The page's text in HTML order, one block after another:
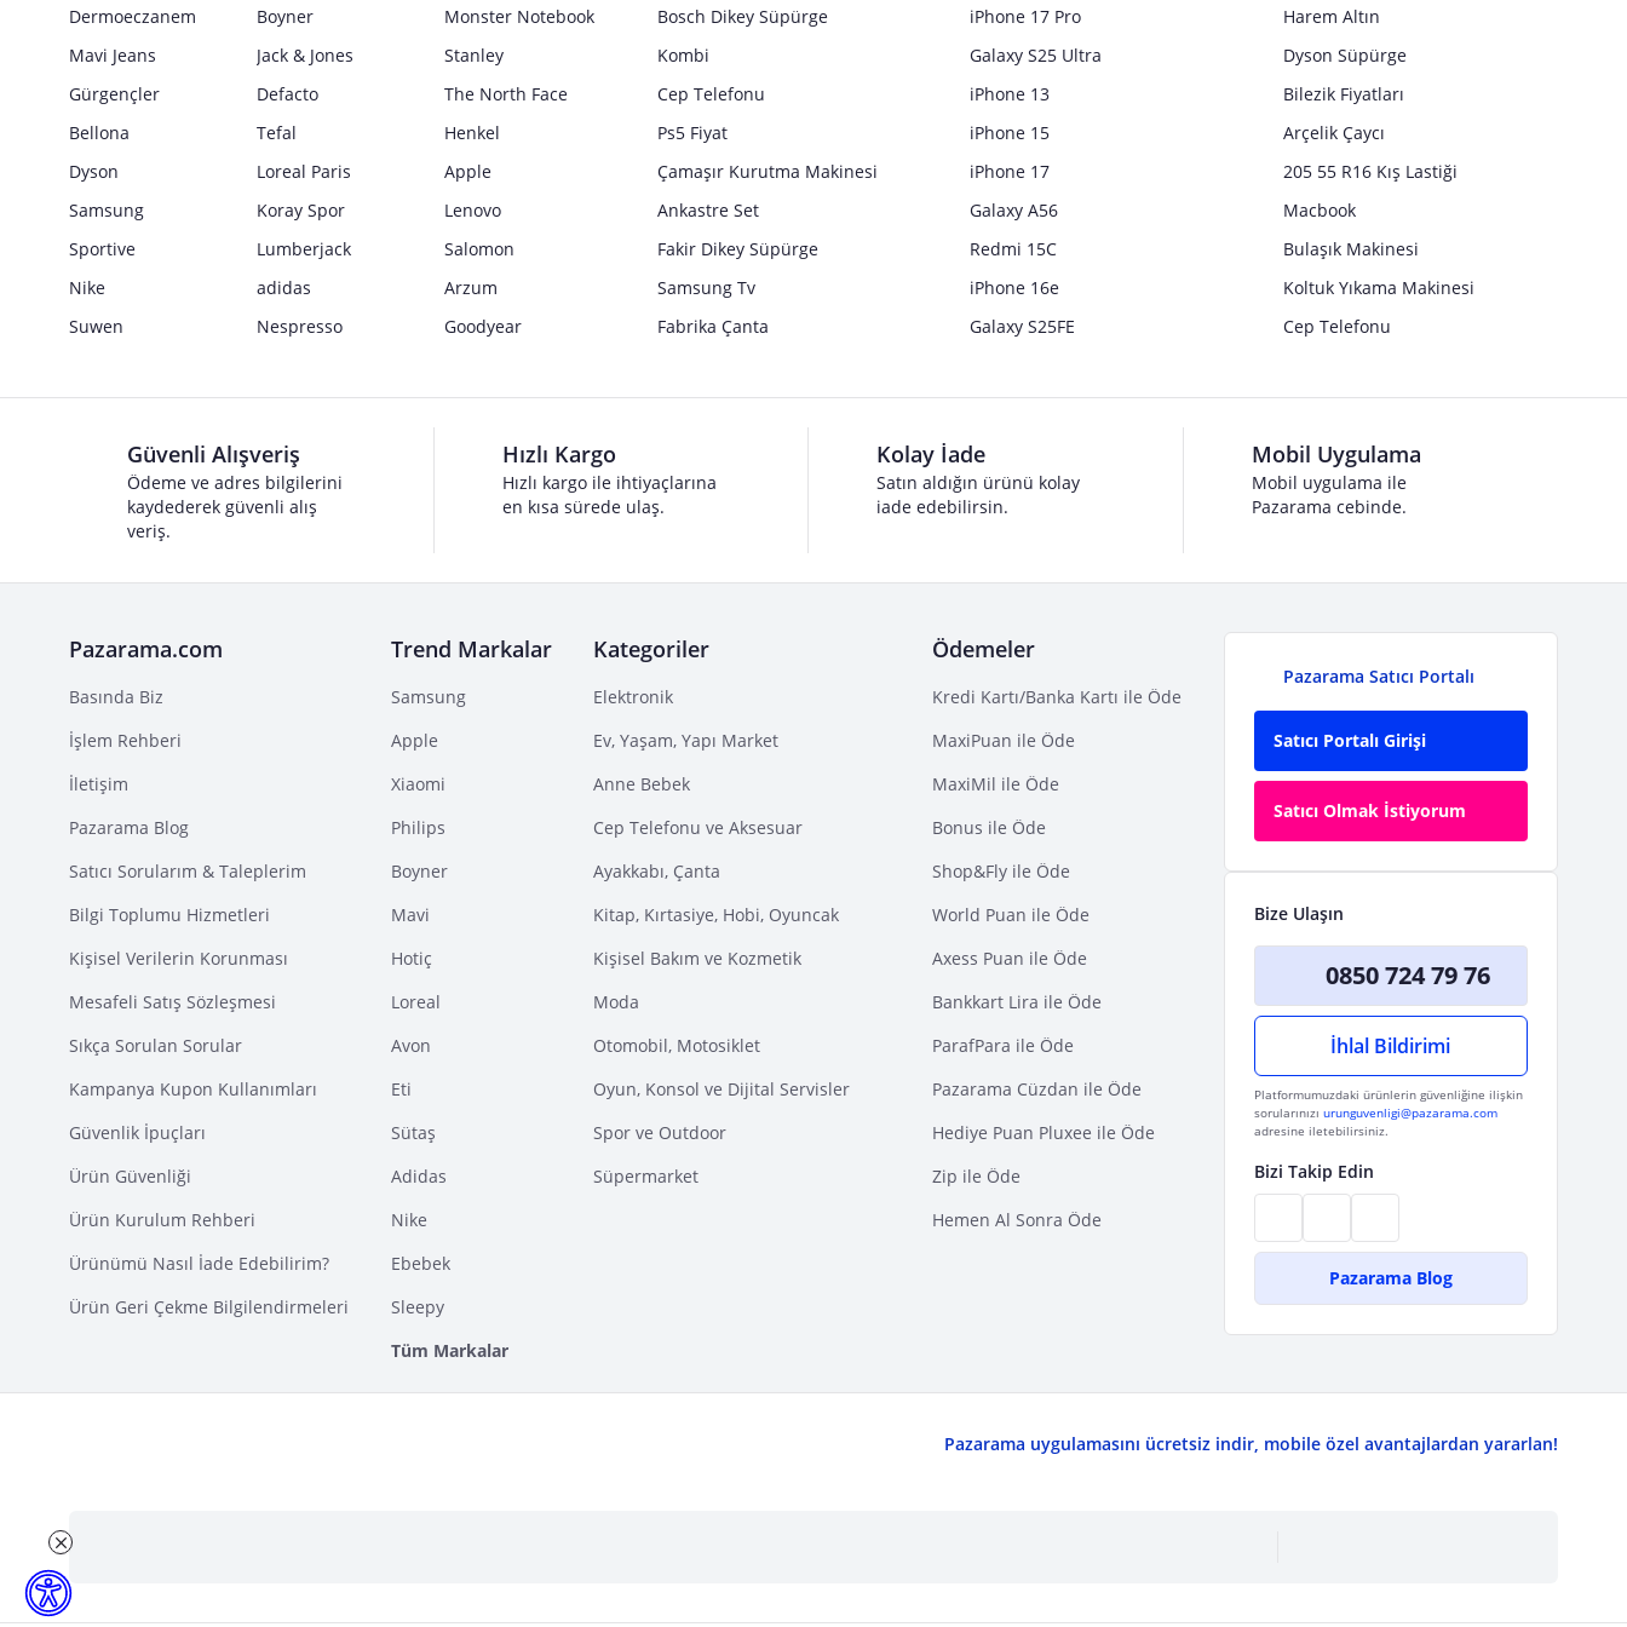
Dermoeczanem
Boyner
Monster Notebook
Mavi Jeans
Jack & Jones
Stanley
Gürgençler
Defacto
The North Face
Bellona
Tefal
Henkel
Dyson
Loreal Paris
Apple
Samsung
Koray Spor
Lenovo
Sportive
Lumberjack
Salomon
Nike
adidas
Arzum
Suwen
Nespresso Goodyear
Bosch Dikey Süpürge
Kombi
Cep Telefonu
Ps5 Fiyat
Çamaşır Kurutma Makinesi
Ankastre Set
Fakir Dikey Süpürge
Samsung Tv
Fabrika Çanta
iPhone 17 Pro
Galaxy S25 Ultra
iPhone 13
iPhone 15
iPhone 17
Galaxy A56
Redmi 15C
iPhone 16e
Galaxy S25FE
Harem Altın
Dyson Süpürge
Bilezik Fiyatları
Arçelik Çaycı
205 55 R16 Kış Lastiği
Macbook
Bulaşık Makinesi
Koltuk Yıkama Makinesi
Cep Telefonu
Güvenli Alışveriş
Ödeme ve adres bilgilerini
kaydederek güvenli alış
veriş.
Hızlı Kargo
Hızlı kargo ile ihtiyaçlarına
en kısa sürede ulaş.
Kolay İade
Satın aldığın ürünü kolay
iade edebilirsin.
Mobil Uygulama
Mobil uygulama ile
Pazarama cebinde.
Pazarama.com
Basında Biz
İşlem Rehberi
İletişim
Pazarama Blog
Satıcı Sorularım & Taleplerim
Bilgi Toplumu Hizmetleri
Kişisel Verilerin Korunması
Mesafeli Satış Sözleşmesi
Sıkça Sorulan Sorular
Kampanya Kupon Kullanımları
Güvenlik İpuçları
Ürün Güvenliği
Ürün Kurulum Rehberi
Ürünümü Nasıl İade Edebilirim?
Ürün Geri Çekme Bilgilendirmeleri
Trend Markalar
Samsung
Apple
Xiaomi
Philips
Boyner
Mavi
Hotiç
Loreal
Avon
Eti
Sütaş
Adidas
Nike
Ebebek
Sleepy
Tüm Markalar
Kategoriler
Elektronik
Ev, Yaşam, Yapı Market
Anne Bebek
Cep Telefonu ve Aksesuar
Ayakkabı, Çanta
Kitap, Kırtasiye, Hobi, Oyuncak
Kişisel Bakım ve Kozmetik
Moda
Otomobil, Motosiklet
Oyun, Konsol ve Dijital Servisler
Spor ve Outdoor
Süpermarket
Ödemeler
Kredi Kartı/Banka Kartı ile Öde
MaxiPuan ile Öde
MaxiMil ile Öde
Bonus ile Öde
Shop&Fly ile Öde
World Puan ile Öde
Axess Puan ile Öde
Bankkart Lira ile Öde
ParafPara ile Öde
Pazarama Cüzdan ile Öde
Hediye Puan Pluxee ile Öde
Zip ile Öde
Hemen Al Sonra Öde
Pazarama Satıcı Portalı
Satıcı Portalı Girişi
Satıcı Olmak İstiyorum
Bize Ulaşın
0850 724 79 76
İhlal Bildirimi
Platformumuzdaki ürünlerin güvenliğine ilişkin
sorularınızı urunguvenligi@pazarama.com
adresine iletebilirsiniz.
Bizi Takip Edin
Pazarama Blog
Pazarama uygulamasını ücretsiz indir, mobile özel avantajlardan yararlan!